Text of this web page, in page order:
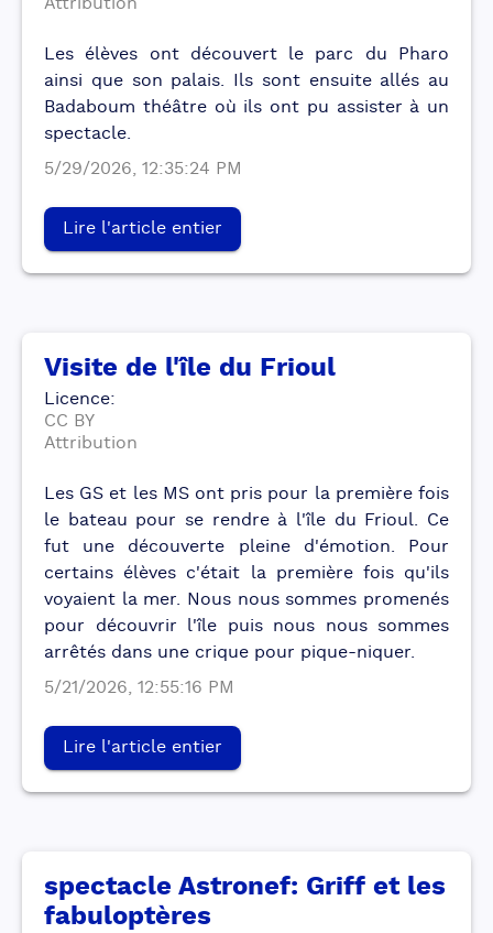
Attribution
Les élèves ont découvert le parc du Pharo
ainsi que son palais. Ils sont ensuite allés au
Badaboum théâtre où ils ont pu assister à un
spectacle.
5/29/2026, 12:35:24 PM
Lire l'article entier
Visite de l'île du Frioul
Licence:
CC BY
Attribution
Les GS et les MS ont pris pour la première fois
le bateau pour se rendre à l'île du Frioul. Ce
fut une découverte pleine d'émotion. Pour
certains élèves c'était la première fois qu'ils
voyaient la mer. Nous nous sommes promenés
pour découvrir l'île puis nous nous sommes
arrêtés dans une crique pour pique-niquer.
5/21/2026, 12:55:16 PM
Lire l'article entier
spectacle Astronef: Griff et les
fabuloptères